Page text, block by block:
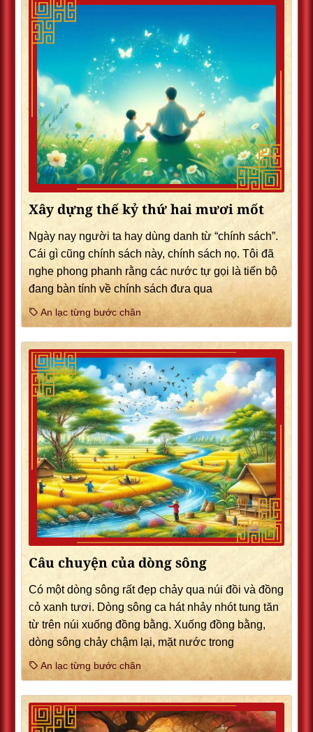
Xây dựng thế kỷ thứ hai mươi mốt
Ngày nay người ta hay dùng danh từ “chính sách”.
Cái gì cũng chính sách này, chính sách nọ. Tôi đã
nghe phong phanh rằng các nước tự gọi là tiến bộ
đang bàn tính về chính sách đưa qua
An lạc từng bước chân
Câu chuyện của dòng sông
Có một dòng sông rất đẹp chảy qua núi đồi và đồng
cỏ xanh tươi. Dòng sông ca hát nhảy nhót tung tăn
từ trên núi xuống đồng bằng. Xuống đồng bằng,
dòng sông chảy chậm lại, mặt nước trong
An lạc từng bước chân